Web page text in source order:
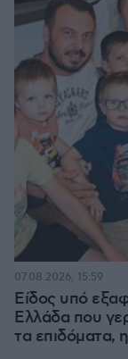
Είδος υπό
Ελλάδα που
τα επιδόματα,
07.08.2026, 15:59